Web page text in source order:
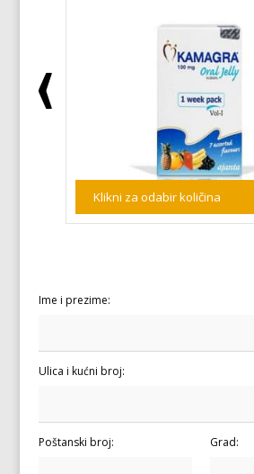
Ime i prezime:
Ulica i kućni broj:
Poštanski broj: Grad: